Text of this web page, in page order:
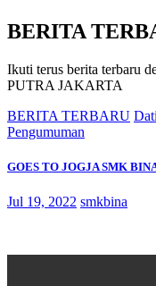
BERITA
Ikuti terus berita terbaru
PUTRA JAKARTA
BERITA TERBARU
Pengumuman
GOES TO JOGJA SMK
Jul 19, 2022 smkbina